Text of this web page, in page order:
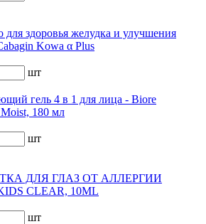
для здоровья желудка и улучшения
Kowa α Plus
шт
гель 4 в 1 для лица - Biore
180 мл
шт
ДЛЯ ГЛАЗ ОТ АЛЛЕРГИИ
CLEAR, 10ML
шт